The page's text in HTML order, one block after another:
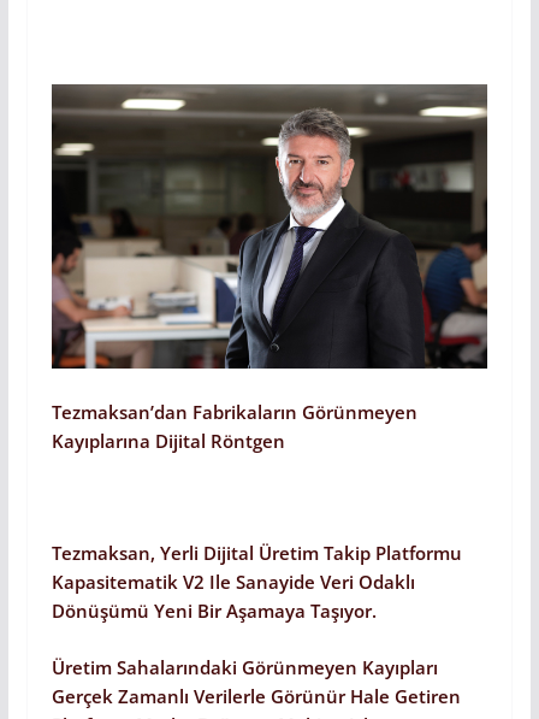
Tezmaksan’dan Fabrikaların Görünmeyen
Kayıplarına Dijital Röntgen
Tezmaksan, Yerli Dijital Üretim Takip Platformu
Kapasitematik V2 Ile Sanayide Veri Odaklı
Dönüşümü Yeni Bir Aşamaya Taşıyor.
Üretim Sahalarındaki Görünmeyen Kayıpları
Gerçek Zamanlı Verilerle Görünür Hale Getiren